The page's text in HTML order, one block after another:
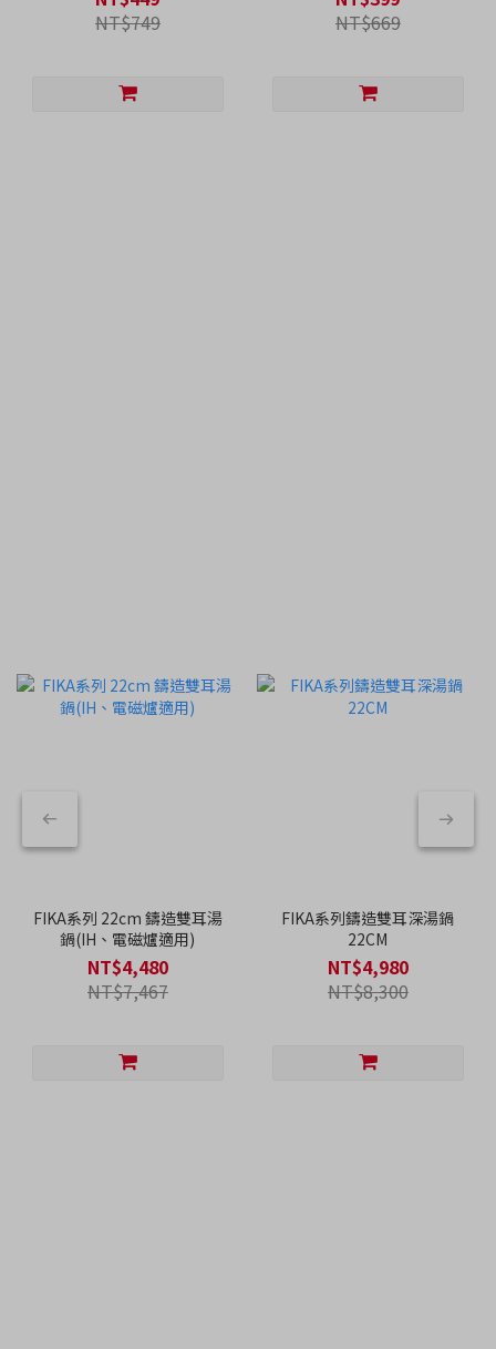
NT$749
NT$669
FIKA系列 22cm 鑄造雙耳湯
鍋(IH、電磁爐適用)
NT$4,480
NT$7,467
FIKA系列鑄造雙耳深湯鍋
22CM
NT$4,980
NT$8,300